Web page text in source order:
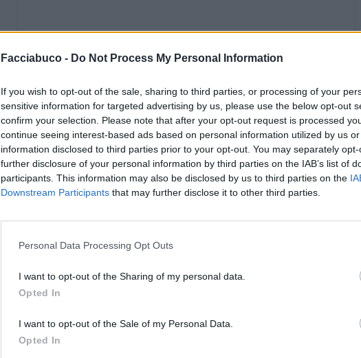
Facciabuco - Do Not Process My Personal Information
If you wish to opt-out of the sale, sharing to third parties, or processing of your
sensitive information for targeted advertising by us, please use the below opt-out
confirm your selection. Please note that after your opt-out request is processed
continue seeing interest-based ads based on personal information utilized by us
information disclosed to third parties prior to your opt-out. You may separately
further disclosure of your personal information by third parties on the IAB’s list of
participants. This information may also be disclosed by us to third parties on the
Downstream Participants that may further disclose it to other third parties.
Personal Data Processing Opt Outs
I want to opt-out of the Sharing of my personal data.
Opted In
I want to opt-out of the Sale of my Personal Data.
Opted In
Chiacchiera
STARZ livello 9
4 Maggio - 5.219 visualizzazioni